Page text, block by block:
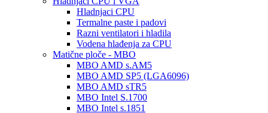
Hladnjaci CPU
Termalne paste i padovi
Razni ventilatori i hladila
Vodena hlađenja za CPU
Matične ploče - MBO
MBO AMD s.AM5
MBO AMD SP5 (LGA6096)
MBO AMD sTR5
MBO Intel S.1700
MBO Intel s.1851